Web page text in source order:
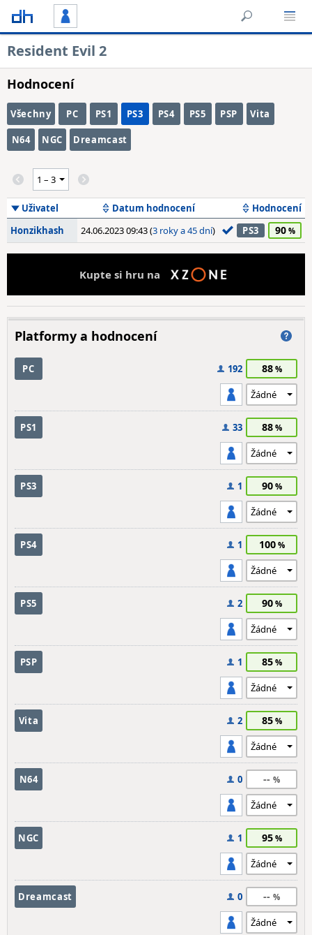
Resident Evil 2
Hodnocení
Všechny PC PS1 PS3 PS4 PS5 PSP Vita
N64 NGC Dreamcast
Uživatel Datum hodnocení
Hodnocení
Honzikhash
24.06.2023 09:43 (3 roky a 45 dní) PS3 90
Kupte si hru na
Platformy a hodnocení
PC 192 88
PS1 33 88
PS3 1 90
PS4 1 100
PS5 2 90
PSP 1 85
Vita 2 85
N64 0 --
NGC 1 95
Dreamcast 0 --